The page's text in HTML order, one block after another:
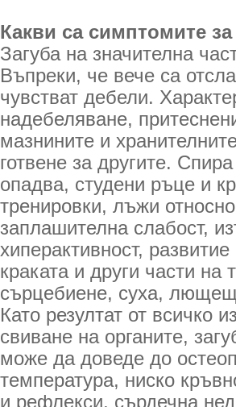
Какви са симптомите
Загуба на значителна
Въпреки, че вече са
чувстват дебели.
надебеляване,
мазнините и
готвене за другите.
опадва, студени ръце и
тренировки, лъжи
заплашителна слабост,
хиперактивност,
краката и други части
сърцебиене, суха,
Като резултат от всичко
свиване на органите,
може да доведе до
температура, ниско
и рефлекси, сърдечна